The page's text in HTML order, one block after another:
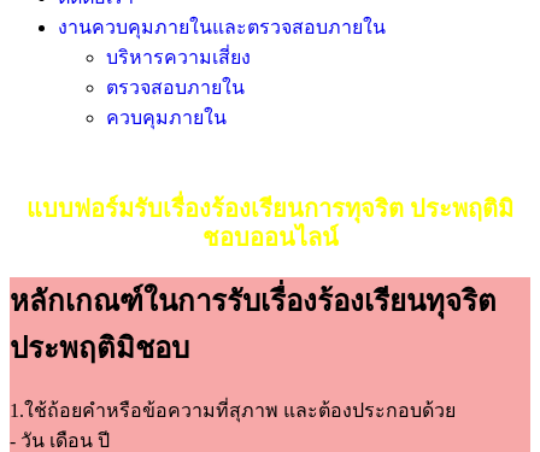
งานควบคุมภายในและตรวจสอบภายใน
บริหารความเสี่ยง
ตรวจสอบภายใน
ควบคุมภายใน
แบบฟอร์มรับเรื่องร้องเรียนการทุจริต ประพฤติมิ
ชอบออนไลน์
หลักเกณฑ์ในการรับเรื่องร้องเรียนทุจริต
ประพฤติมิชอบ
1.ใช้ถ้อยคำหรือข้อความที่สุภาพ และต้องประกอบด้วย
- วัน เดือน ปี